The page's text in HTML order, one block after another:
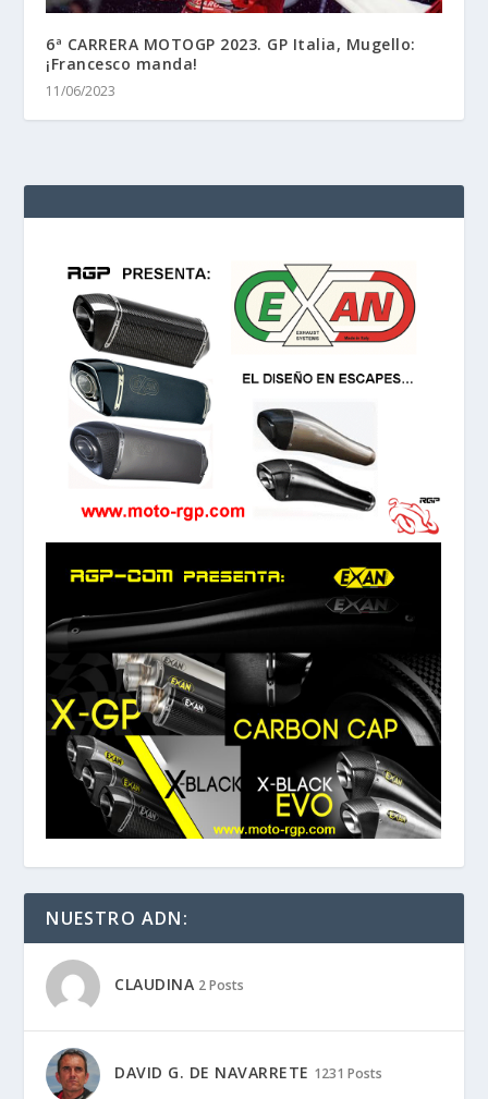
6ª CARRERA MOTOGP 2023. GP Italia, Mugello:
¡Francesco manda!
11/06/2023
NUESTRO ADN:
CLAUDINA 2 Posts
DAVID G. DE NAVARRETE 1231 Posts